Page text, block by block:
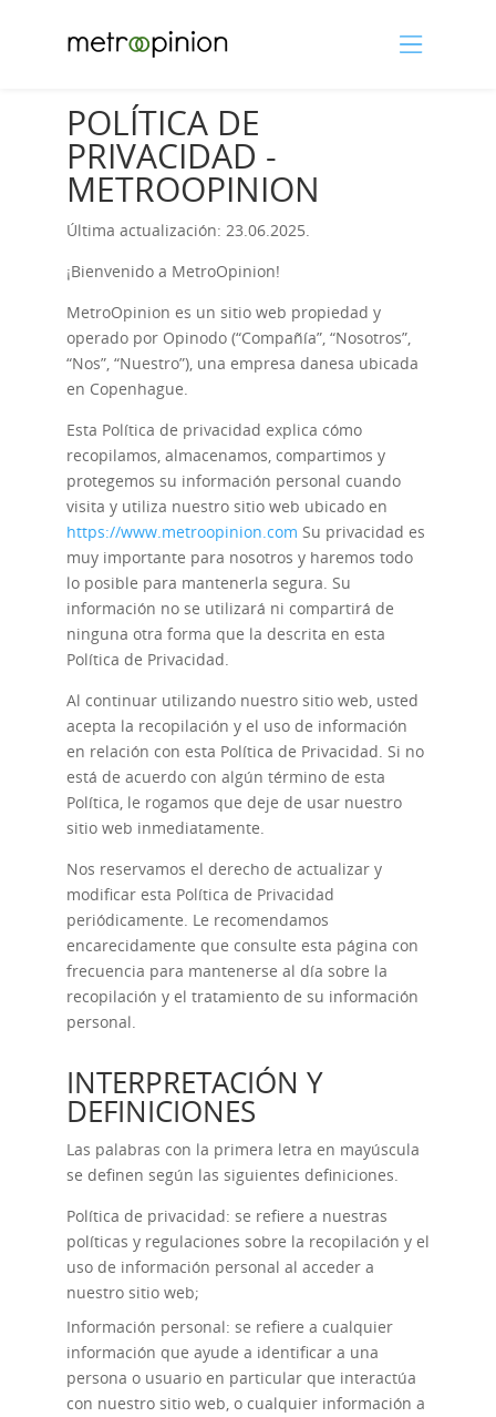
POLÍTICA DE
PRIVACIDAD -
METROOPINION
Última actualización: 23.06.2025.
¡Bienvenido a MetroOpinion!
MetroOpinion es un sitio web propiedad y
operado por Opinodo (“Compañía”, “Nosotros”,
“Nos”, “Nuestro”), una empresa danesa ubicada
en Copenhague.
Esta Política de privacidad explica cómo
recopilamos, almacenamos, compartimos y
protegemos su información personal cuando
visita y utiliza nuestro sitio web ubicado en
https://www.metroopinion.com Su privacidad es
muy importante para nosotros y haremos todo
lo posible para mantenerla segura. Su
información no se utilizará ni compartirá de
ninguna otra forma que la descrita en esta
Política de Privacidad.
Al continuar utilizando nuestro sitio web, usted
acepta la recopilación y el uso de información
en relación con esta Política de Privacidad. Si no
está de acuerdo con algún término de esta
Política, le rogamos que deje de usar nuestro
sitio web inmediatamente.
Nos reservamos el derecho de actualizar y
modificar esta Política de Privacidad
periódicamente. Le recomendamos
encarecidamente que consulte esta página con
frecuencia para mantenerse al día sobre la
recopilación y el tratamiento de su información
personal.
INTERPRETACIÓN Y
DEFINICIONES
Las palabras con la primera letra en mayúscula
se definen según las siguientes definiciones.
Política de privacidad: se refiere a nuestras
políticas y regulaciones sobre la recopilación y el
uso de información personal al acceder a
nuestro sitio web;
Información personal: se refiere a cualquier
información que ayude a identificar a una
persona o usuario en particular que interactúa
con nuestro sitio web, o cualquier información a